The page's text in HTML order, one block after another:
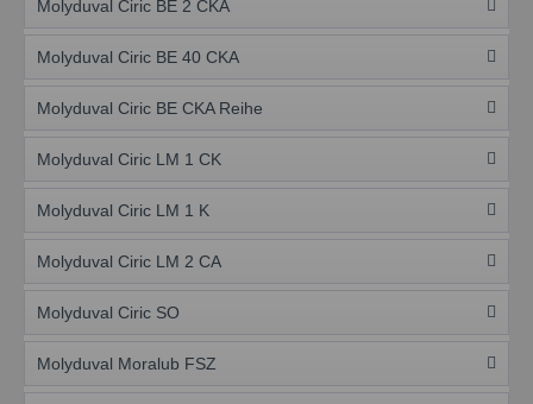
Molyduval Ciric BE 2 CKA
Molyduval Ciric BE 40 CKA
Molyduval Ciric BE CKA Reihe
Molyduval Ciric LM 1 CK
Molyduval Ciric LM 1 K
Molyduval Ciric LM 2 CA
Molyduval Ciric SO
Molyduval Moralub FSZ